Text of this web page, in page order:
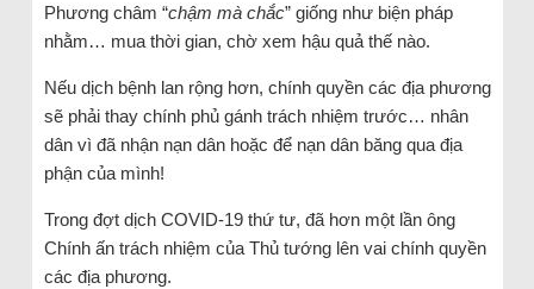
Phương châm “chậm mà chắc” giống như biện pháp
nhằm… mua thời gian, chờ xem hậu quả thế nào.
Nếu dịch bệnh lan rộng hơn, chính quyền các địa phương
sẽ phải thay chính phủ gánh trách nhiệm trước… nhân
dân vì đã nhận nạn dân hoặc để nạn dân băng qua địa
phận của mình!
Trong đợt dịch COVID-19 thứ tư, đã hơn một lần ông
Chính ấn trách nhiệm của Thủ tướng lên vai chính quyền
các địa phương.